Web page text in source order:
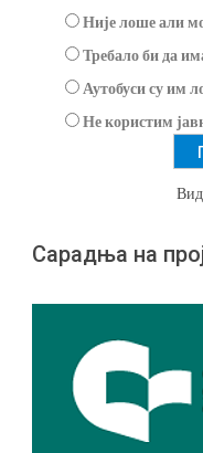
Није лоше али
Требало би да
Аутобуси су им
Не користим
Сарадња на